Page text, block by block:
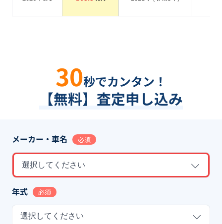
30秒でカンタン！
【無料】査定申し込み
メーカー・車名 必須
選択してください
年式 必須
選択してください